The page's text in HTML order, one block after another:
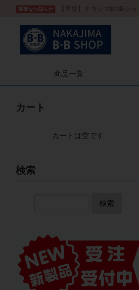
重要なお知らせ 【重要】ナカジマBtoBシ
商品一覧
カート
カートは空です
検索
検索